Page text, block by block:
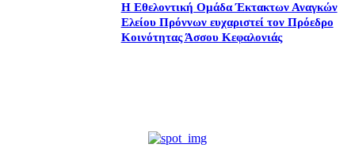
Η Εθελοντική Ομάδα Έκτακτων Αναγκών
Ελείου Πρόννων ευχαριστεί τον Πρόεδρο
Κοινότητας Άσσου Κεφαλονιάς